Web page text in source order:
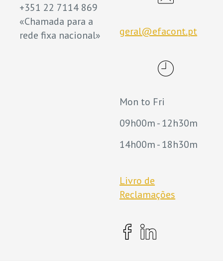
+351 22 7114 869
«Chamada para a
rede fixa nacional»
geral@efacont.pt
Mon to Fri
09h00m - 12h30m
14h00m - 18h30m
Livro de
Reclamações